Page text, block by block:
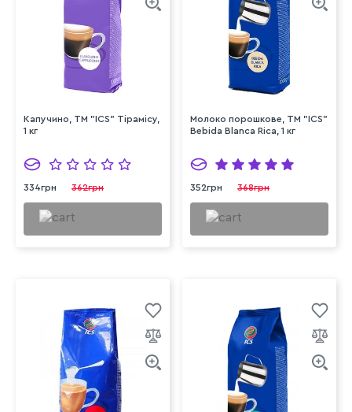
Капучино, ТМ "ICS" Тірамісу,
1 кг
334грн 362грн
Молоко порошкове, ТМ "ICS"
Bebida Blanca Rica, 1 кг
352грн 368грн